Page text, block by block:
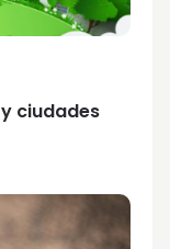
ciudades